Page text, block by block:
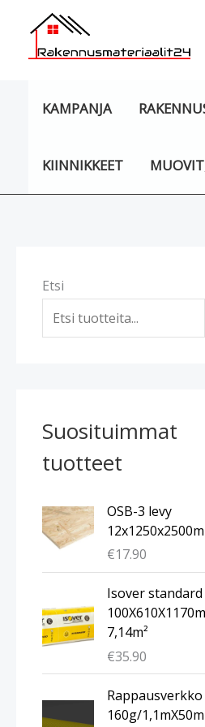
sisältöön
KAMPANJA
KIINNIKKEET
Etsi
Suosituimmat
tuotteet
OSB-3 levy
€17.90
Isover standard
7,14m²
€35.90
Rappausverkko
160g/1,1mX50m
l
N
y